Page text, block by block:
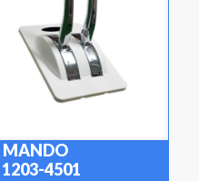
MANDO
4501